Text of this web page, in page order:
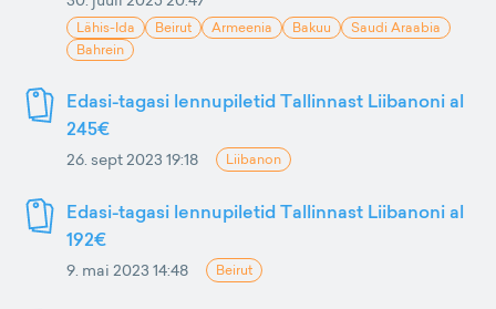
Lähis-Ida Beirut Armeenia Bakuu
Saudi Araabia
Bahrein
Edasi-tagasi lennupiletid Tallinnast Liibanoni al
245€
26. sept 2023 19:18 Liibanon
Edasi-tagasi lennupiletid Tallinnast Liibanoni al
192€
9. mai 2023 14:48 Beirut